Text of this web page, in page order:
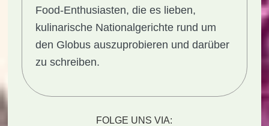
Food-Enthusiasten, die es lieben,
kulinarische Nationalgerichte rund um
den Globus auszuprobieren und darüber
zu schreiben.
FOLGE UNS VIA: